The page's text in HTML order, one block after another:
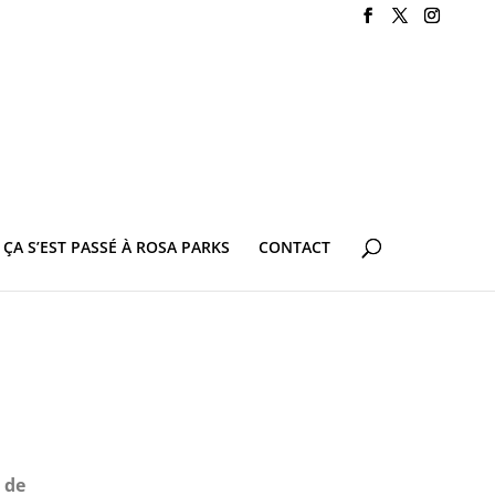
ÇA S’EST PASSÉ À ROSA PARKS CONTACT